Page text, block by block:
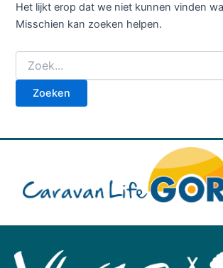
Het lijkt erop dat we niet kunnen vinden
Misschien kan zoeken helpen.